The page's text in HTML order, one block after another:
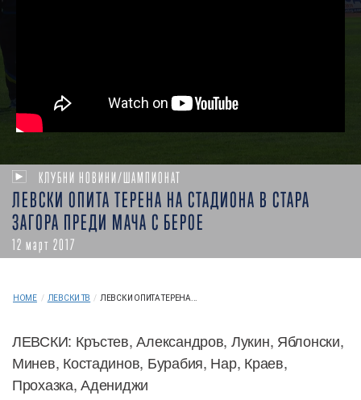
КЛУБНИ НОВИНИ/ШАМПИОНАТ
ЛЕВСКИ ОПИТА ТЕРЕНА НА СТАДИОНА В СТАРА
ЗАГОРА ПРЕДИ МАЧА С БЕРОЕ
12 март 2017
HOME / ЛЕВСКИ ТВ / ЛЕВСКИ ОПИТА ТЕРЕНА...
ЛЕВСКИ: Кръстев, Александров, Лукин, Яблонски,
Минев, Костадинов, Бурабия, Нар, Краев,
Прохазка, Адениджи